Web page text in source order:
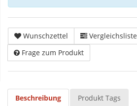
Wunschzettel
Vergleichsliste
Frage zum Produkt
Beschreibung Produkt Tags